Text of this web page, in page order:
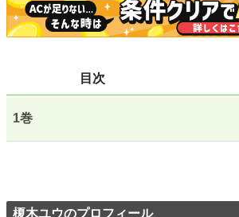
恋愛 66,403 位 / 66,403 件
文字数(レンタル含む) 151,886
更新日時
週間ポイント 49 pt (45,697 位)
目次
1巻
榎木ユウのプロフィール